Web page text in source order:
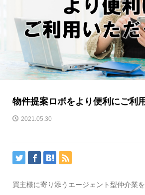
物件提案ロボをより便利にご利
2021.05.30
買主様に寄り添うエージェント型仲介業